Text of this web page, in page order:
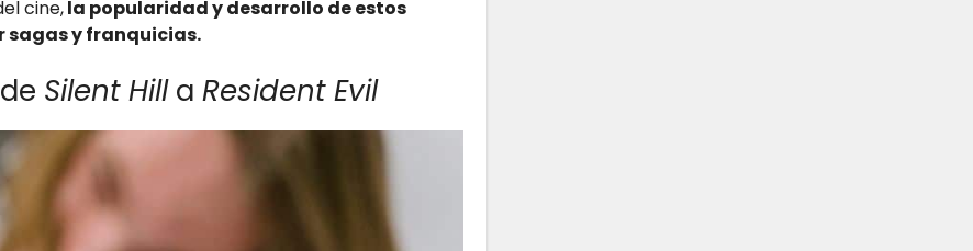
cine,la popularidad y desarrollo de estos
sagas y franquicias.
Silent Hilla Resident Evil